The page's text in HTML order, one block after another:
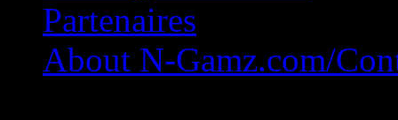
Partenaires
About N-Gamz.com/